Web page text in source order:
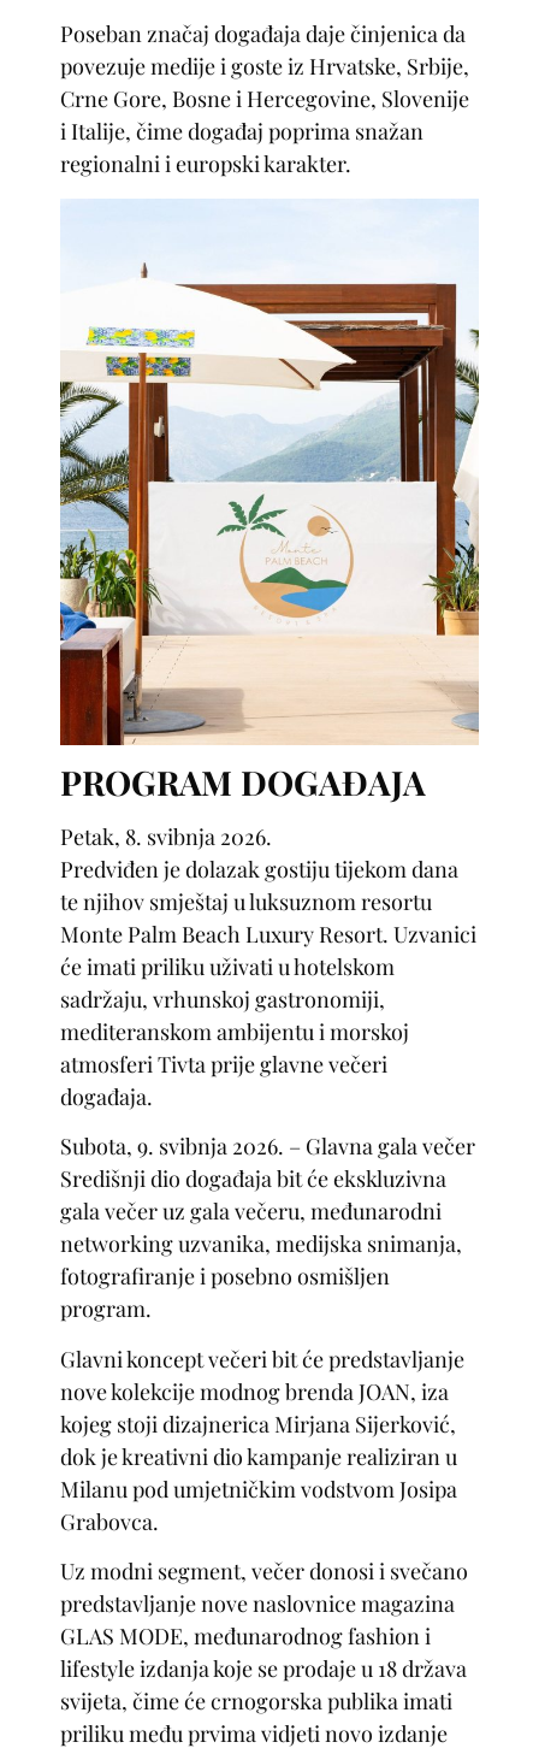
Poseban značaj događaja daje činjenica da
povezuje medije i goste iz Hrvatske, Srbije,
Crne Gore, Bosne i Hercegovine, Slovenije
i Italije, čime događaj poprima snažan
regionalni i europski karakter.
PROGRAM DOGAĐAJA
Petak, 8. svibnja 2026.
Predviđen je dolazak gostiju tijekom dana
te njihov smještaj u luksuznom resortu
Monte Palm Beach Luxury Resort. Uzvanici
će imati priliku uživati u hotelskom
sadržaju, vrhunskoj gastronomiji,
mediteranskom ambijentu i morskoj
atmosferi Tivta prije glavne večeri
događaja.
Subota, 9. svibnja 2026. – Glavna gala večer
Središnji dio događaja bit će ekskluzivna
gala večer uz gala večeru, međunarodni
networking uzvanika, medijska snimanja,
fotografiranje i posebno osmišljen
program.
Glavni koncept večeri bit će predstavljanje
nove kolekcije modnog brenda JOAN, iza
kojeg stoji dizajnerica Mirjana Sijerković,
dok je kreativni dio kampanje realiziran u
Milanu pod umjetničkim vodstvom Josipa
Grabovca.
Uz modni segment, večer donosi i svečano
predstavljanje nove naslovnice magazina
GLAS MODE, međunarodnog fashion i
lifestyle izdanja koje se prodaje u 18 država
svijeta, čime će crnogorska publika imati
priliku među prvima vidjeti novo izdanje